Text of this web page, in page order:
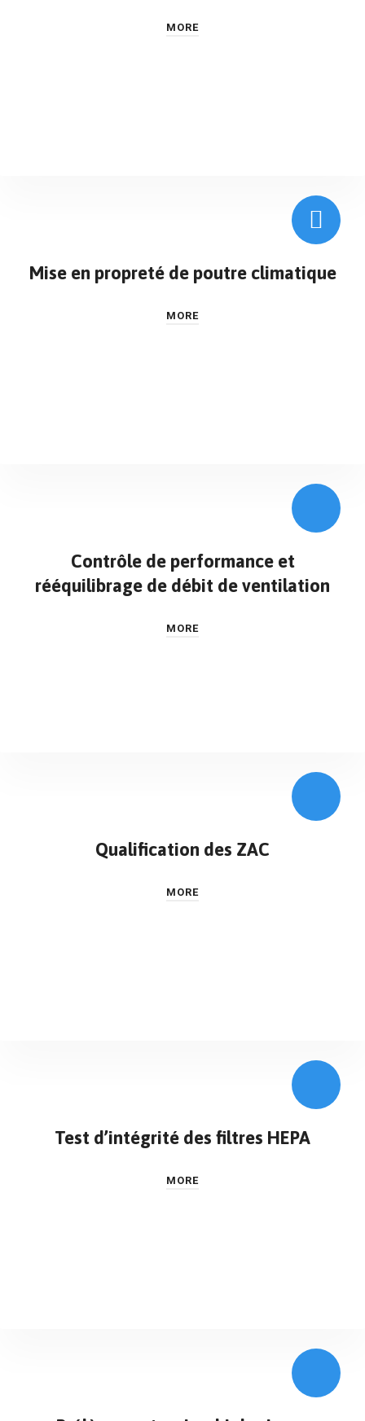
MORE
Mise en propreté de poutre climatique
MORE
Contrôle de performance et
rééquilibrage de débit de ventilation
MORE
Qualification des ZAC
MORE
Test d’intégrité des filtres HEPA
MORE